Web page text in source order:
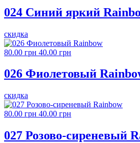
024 Синий яркий
скидка
80.00 грн 40.00 грн
026 Фиолетовый
скидка
80.00 грн 40.00 грн
027 Розово-сиреневый